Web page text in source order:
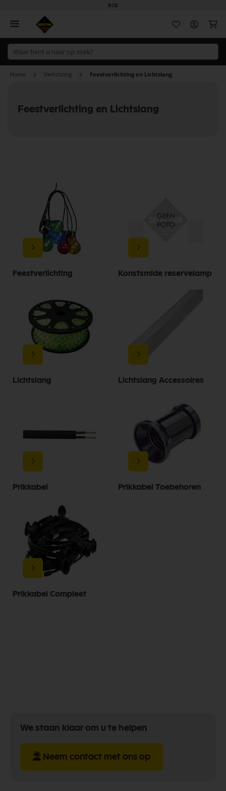
B2B
Home Verlichting Feestverlichting en Lichtslang
Feestverlichting en Lichtslang
Feestverlichting Konstsmide reservelamp
Lichtslang Lichtslang Accessoires
Prikkabel Prikkabel Toebehoren
Prikkabel Compleet
We staan klaar om u te helpen
Neem contact met ons op